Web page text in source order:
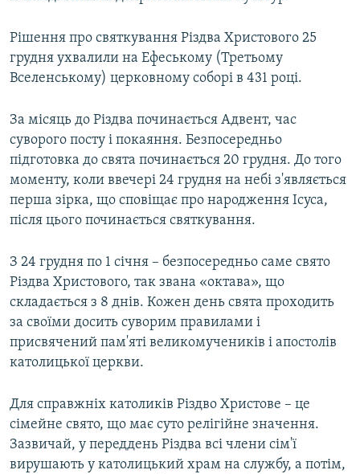
Рішення про святкування Різдва Христового 25
грудня ухвалили на Ефеському (Третьому
Вселенському) церковному соборі в 431 році.
За місяць до Різдва починається Адвент, час
суворого посту і покаяння. Безпосередньо
підготовка до свята починається 20 грудня. До того
моменту, коли ввечері 24 грудня на небі з'являється
перша зірка, що сповіщає про народження Ісуса,
після цього починається святкування.
З 24 грудня по 1 січня – безпосередньо саме свято
Різдва Христового, так звана «октава», що
складається з 8 днів. Кожен день свята проходить
за своїми досить суворим правилами і
присвячений пам'яті великомучеників і апостолів
католицької церкви.
Для справжніх католиків Різдво Христове – це
сімейне свято, що має суто релігійне значення.
Зазвичай, у переддень Різдва всі члени сім'ї
вирушають у католицький храм на службу, а потім,